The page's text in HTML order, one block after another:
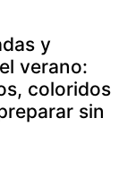
y
verano:
coloridos
sin